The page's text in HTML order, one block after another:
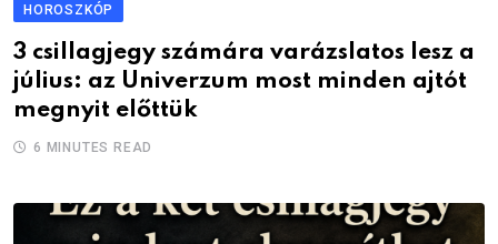
HOROSZKÓP
3 csillagjegy számára varázslatos lesz a
július: az Univerzum most minden ajtót
megnyit előttük
6 MINUTES READ